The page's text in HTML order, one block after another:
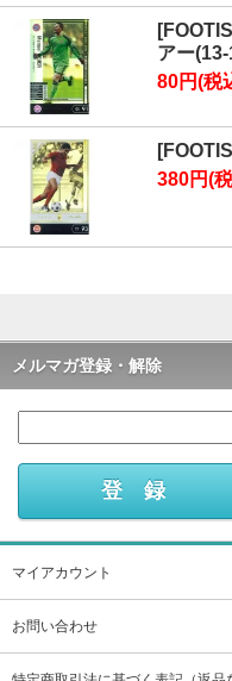
アー
80円(税
380円(
メルマガ登録・解除
マイアカウント
お問い合わせ